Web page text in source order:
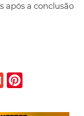
após a conclusão
Gmail